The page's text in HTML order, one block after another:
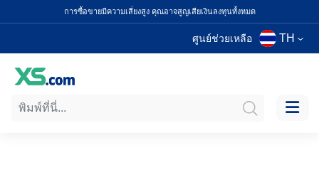
การซื้อขายมีความเสี่ยงสูง คุณอาจสูญเสียเงินลงทุนทั้งหมด
ศูนย์ช่วยเหลือ TH